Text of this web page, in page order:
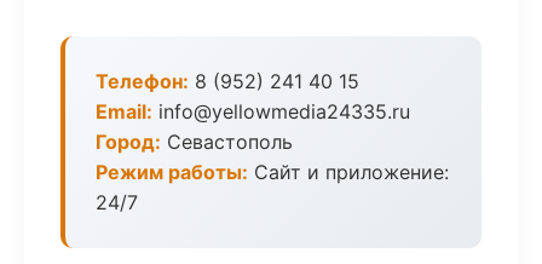
Телефон: 8 (952) 241 40 15
Email: info@yellowmedia24335.ru
Город: Севастополь
Режим работы: Сайт и приложение:
24/7